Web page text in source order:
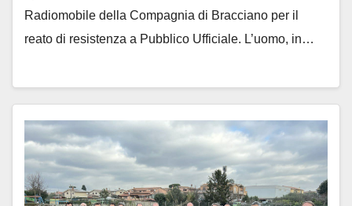
Radiomobile della Compagnia di Bracciano per il
reato di resistenza a Pubblico Ufficiale. L’uomo, in…